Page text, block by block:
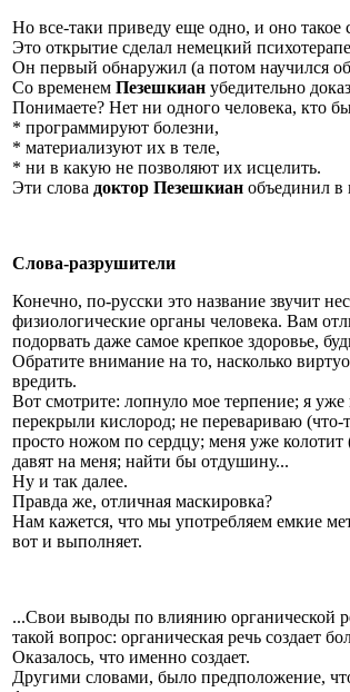
Но все-таки приведу еще одно, и оно такое
Это открытие сделал немецкий
Он первый обнаружил (а потом научился
Со временем Пезешкиан убедительно
Понимаете? Нет ни одного человека, кто
* программируют болезни,
* материализуют их в теле,
* ни в какую не позволяют их исцелить.
Эти слова доктор Пезешкиан объединил в
Слова-разрушители
Конечно, по-русски это название звучит
физиологические органы человека. Вам
подорвать даже самое крепкое здоровье,
Обратите внимание на то, насколько
вредить.
Вот смотрите: лопнуло мое терпение; я
перекрыли кислород; не перевариваю
просто ножом по сердцу; меня уже
давят на меня; найти бы отдушину...
Ну и так далее.
Правда же, отличная маскировка?
Нам кажется, что мы употребляем емкие
вот и выполняет.
...Свои выводы по влиянию органической
такой вопрос: органическая речь создает
Оказалось, что именно создает.
Другими словами, было предположение,